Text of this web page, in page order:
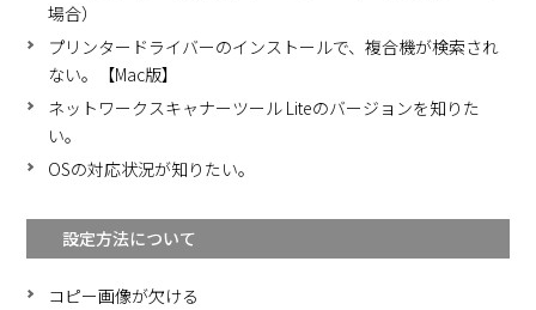
場合）
プリンタードライバーのインストールで、複合機が検索され
ない。【Mac版】
ネットワークスキャナーツール Liteのバージョンを知りた
い。
OSの対応状況が知りたい。
設定方法について
コピー画像が欠ける